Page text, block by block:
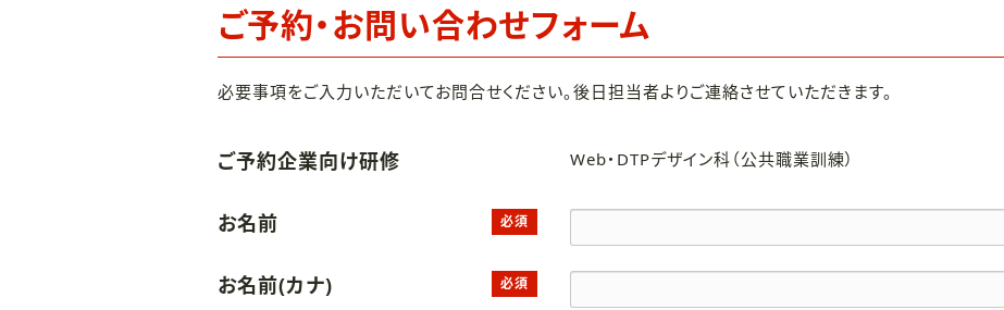
ご予約・お問い合わせフォーム
必要事項をご入力いただいてお問合せください。後日担当者よりご連絡させていただきます。
ご予約企業向け研修 Web・DTPデザイン科（公共職業訓練）
お名前 必須
お名前(カナ) 必須